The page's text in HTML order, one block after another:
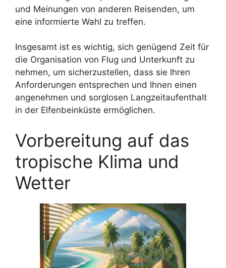
und Meinungen von anderen Reisenden, um
eine informierte Wahl zu treffen.
Insgesamt ist es wichtig, sich genügend Zeit für
die Organisation von Flug und Unterkunft zu
nehmen, um sicherzustellen, dass sie Ihren
Anforderungen entsprechen und Ihnen einen
angenehmen und sorglosen Langzeitaufenthalt
in der Elfenbeinküste ermöglichen.
Vorbereitung auf das
tropische Klima und
Wetter